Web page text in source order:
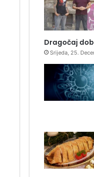
Dragočaj
Srijeda, 25.